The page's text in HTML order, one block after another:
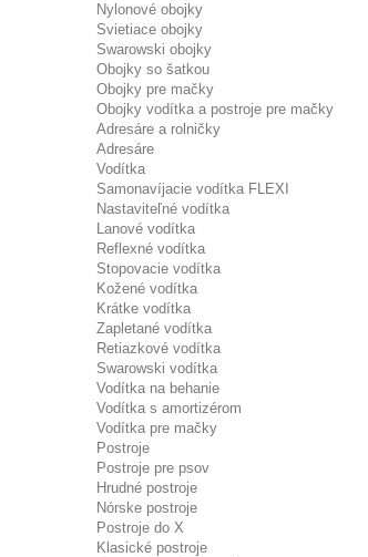
Nylonové obojky
Svietiace obojky
Swarowski obojky
Obojky so šatkou
Obojky pre mačky
Obojky vodítka a postroje pre mačky
Adresáre a rolničky
Adresáre
Vodítka
Samonavíjacie vodítka FLEXI
Nastaviteľné vodítka
Lanové vodítka
Reflexné vodítka
Stopovacie vodítka
Kožené vodítka
Krátke vodítka
Zapletané vodítka
Retiazkové vodítka
Swarowski vodítka
Vodítka na behanie
Vodítka s amortizérom
Vodítka pre mačky
Postroje
Postroje pre psov
Hrudné postroje
Nórske postroje
Postroje do X
Klasické postroje